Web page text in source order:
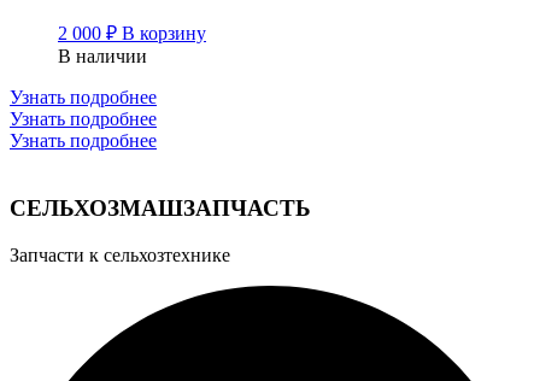
2 000 ₽ В корзину
В наличии
Узнать подробнее
Узнать подробнее
Узнать подробнее
СЕЛЬХОЗМАШЗАПЧАСТЬ
Запчасти к сельхозтехнике